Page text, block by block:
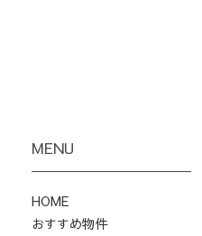
MENU
HOME
おすすめ物件